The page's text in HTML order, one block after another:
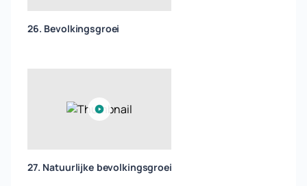
26. Bevolkingsgroei
27. Natuurlijke bevolkingsgroei